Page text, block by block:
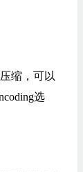
缩，可以
选